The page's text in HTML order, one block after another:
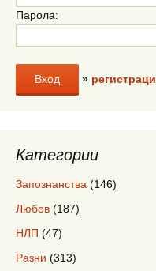
Парола:
»
Категории
Запознанства (146)
Любов (187)
НЛП (47)
Разни (313)